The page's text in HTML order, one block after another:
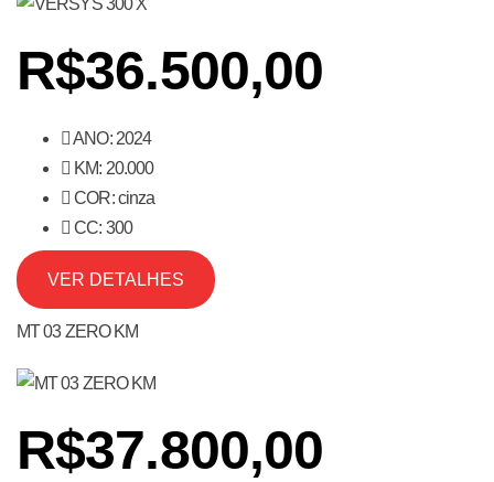
R$36.500,00
ANO: 2024
KM: 20.000
COR: cinza
CC: 300
VER DETALHES
MT 03 ZERO KM
R$37.800,00